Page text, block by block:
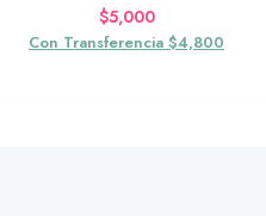
$5,000
Con Transferencia $4,800